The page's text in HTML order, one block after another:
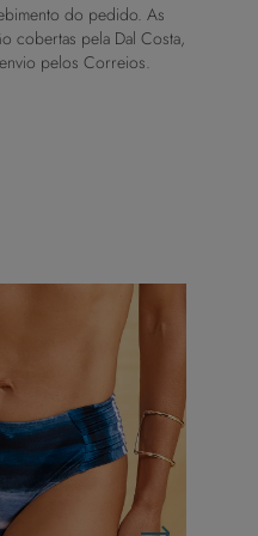
do pedido. As
cobertas pela Dal Costa,
pelos Correios.